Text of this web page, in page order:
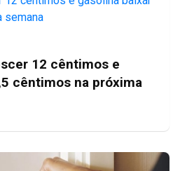
12 cêntimos e
cêntimos na próxima